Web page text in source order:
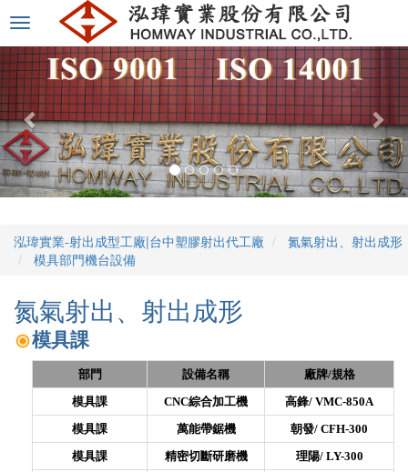
選
單
切
換
泓瑋實業-射出成型工廠|台中塑膠射出代工廠
氮氣射出、射出成形
模具部門機台設備
氮氣射出、射出成形
模具課
部門 設備名稱
廠牌/規格
模具課
CNC綜合加工機 高鋒/ VMC-850A
模具課
萬能帶鋸機 朝發/ CFH-300
模具課
精密切斷研磨機 理陽/ LY-300